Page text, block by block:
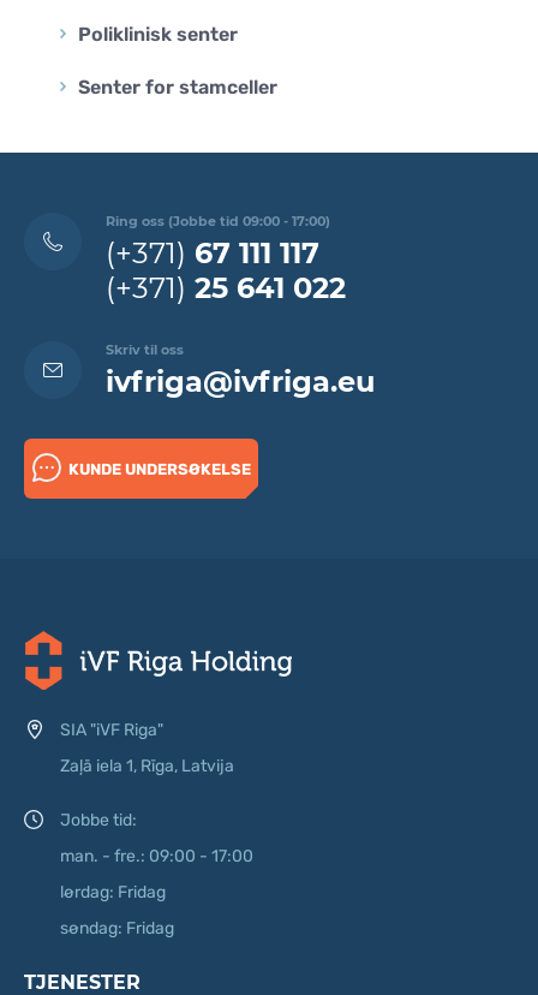
Poliklinisk senter
Senter for stamceller
Ring oss (Jobbe tid 09:00 - 17:00)
(+371) 67 111 117
(+371) 25 641 022
Skriv til oss
ivfriga@ivfriga.eu
KUNDE UNDERSØKELSE
SIA "iVF Riga"
Zaļā iela 1, Rīga, Latvija
Jobbe tid:
man. - fre.: 09:00 - 17:00
lørdag: Fridag
søndag: Fridag
TJENESTER